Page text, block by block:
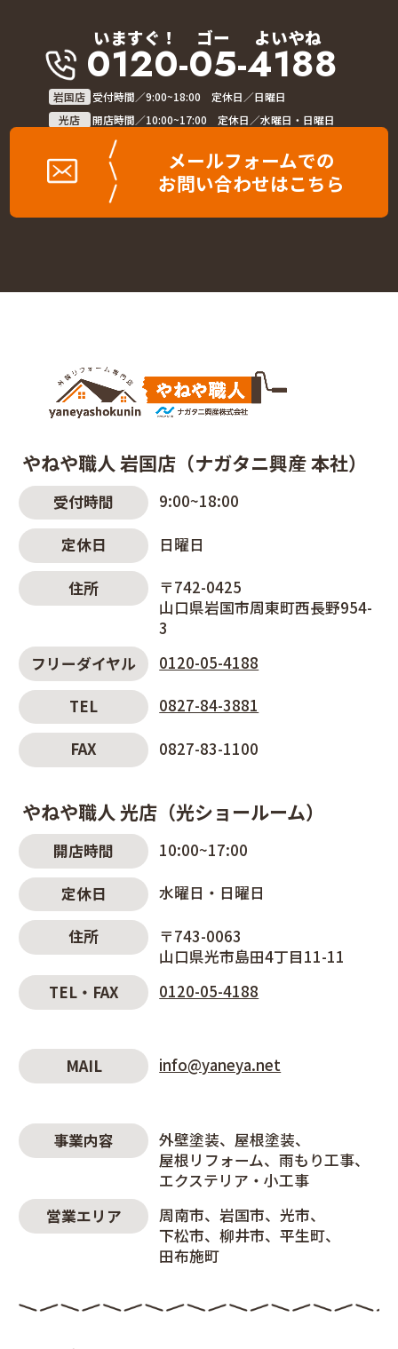
いますぐ！ ゴー よいやね
0120-05-4188
岩国店 受付時間／9:00~18:00 定休日／日曜日
光店
開店時間／10:00~17:00 定休日／水曜日・日曜日
メールフォームでの
お問い合わせはこちら
やねや職人 岩国店（ナガタニ興産 本社）
受付時間 9:00~18:00
定休日 日曜日
住所
〒742-0425
山口県岩国市周東町西長野954-
3
フリーダイヤル
0120-05-4188
TEL 0827-84-3881
FAX 0827-83-1100
やねや職人 光店（光ショールーム）
開店時間 10:00~17:00
定休日 水曜日・日曜日
住所
〒743-0063
山口県光市島田4丁目11-11
TEL・FAX
0120-05-4188
MAIL info@yaneya.net
事業内容 外壁塗装
屋根塗装
屋根リフォーム
雨もり工事
エクステリア・小工事
営業エリア
周南市 岩国市
光市
下松市
柳井市
平生町
田布施町